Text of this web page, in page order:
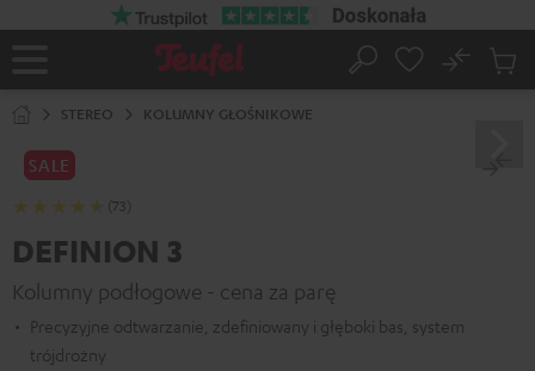
Strona
Szukaj
No
STEREO KOLUMNY GŁOŚNIKOWE
SALE
(73)
DEFINION 3
Kolumny podłogowe - cena za parę
Precyzyjne odtwarzanie, zdefiniowany i głęboki bas, system
trójdrożny